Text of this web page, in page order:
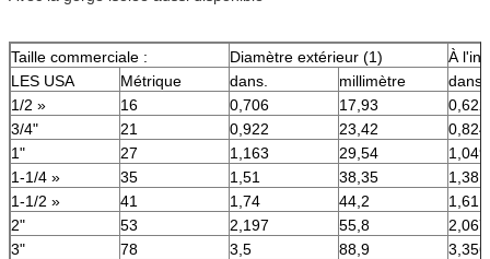
Taille commerciale : Diamètre extérieur (1)
À
LES USA
Métrique dans. millimètre
dans.
1/2 »
16 0,706 17,93
0,622
3/4"
21 0,922 23,42
0,824
1"
27 1,163 29,54
1,049
1-1/4 »
35 1,51 38,35
1,38
1-1/2 »
41 1,74 44,2
1,61
2"
53 2,197 55,8
2,067
3"
78 3,5 88,9
3,356